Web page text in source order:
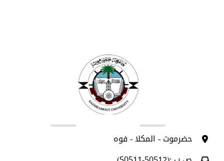
حضرموت - المكلا - فوه